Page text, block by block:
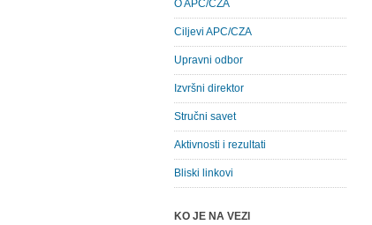
O APC/CZA
Ciljevi APC/CZA
Upravni odbor
Izvršni direktor
Stručni savet
Aktivnosti i rezultati
Bliski linkovi
KO JE NA VEZI